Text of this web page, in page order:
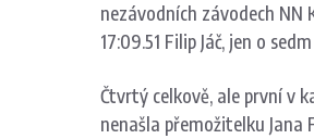
nezávodních závodech NN
17:09.51 Filip Jáč, jen o
Čtvrtý celkově, ale první v
nenašla přemožitelku Jana